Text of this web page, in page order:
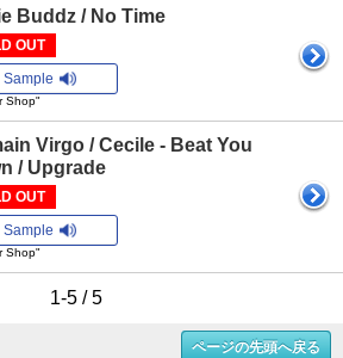
Buddz / No Time
OUT
Sample
Shop"
Virgo / Cecile - Beat You
/ Upgrade
OUT
Sample
Shop"
1-5 / 5
ページの先頭へ戻る